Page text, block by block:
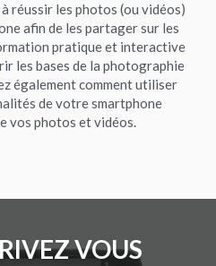
réussir les photos (ou vidéos)
afin de les partager sur les
pratique et interactive
les bases de la photographie
également comment utiliser
de votre smartphone
vos photos et vidéos.
VOUS